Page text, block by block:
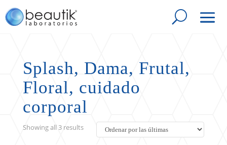
Splash, Dama, Frutal,
Floral, cuidado
corporal
Showing all 3 resultsSorted